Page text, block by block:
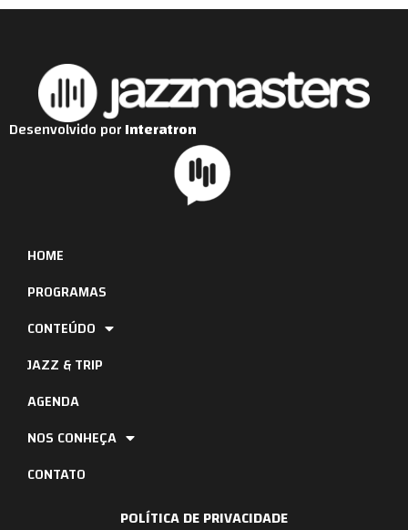
POLÍTICA DE PRIVACIDADE
HOME
PROGRAMAS
CONTEÚDO
JAZZ & TRIP
AGENDA
NOS CONHEÇA
CONTATO
Desenvolvido porInteratron